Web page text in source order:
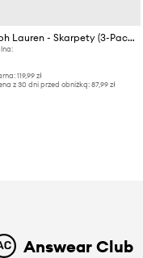
Polo Ralph Lauren - Skarpety (3-Pack) 449655220003
119,99 zł
z 30 dni przed obniżką: 87,99 zł
Answear Club